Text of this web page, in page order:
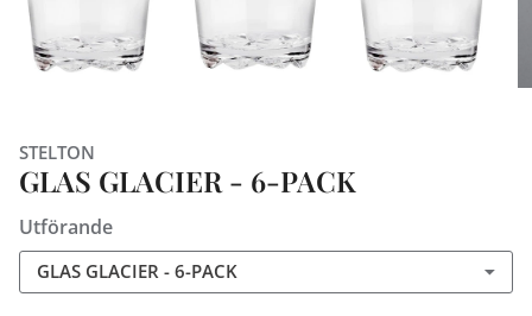
STELTON
GLAS GLACIER - 6-PACK
Utförande
GLAS GLACIER - 6-PACK